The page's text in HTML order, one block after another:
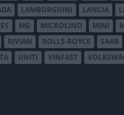
LAMBORGHINI LANCIA
MG MICROLINO MINI
RIVIAN ROLLS-ROYCE SAAB
UNITI VINFAST